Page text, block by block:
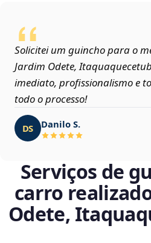
Solicitei um guincho para o
Jardim Odete,
imediato, profissionalismo e
todo o processo!
DS Danilo S.
Serviços de
carro
Odete,